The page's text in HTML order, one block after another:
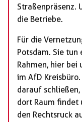
Straßenpräsenz.
die Betriebe.
Für die
Potsdam. Sie
Rahmen, hier bei
im AfD
darauf
dort Raum findet
den Rechtsruck